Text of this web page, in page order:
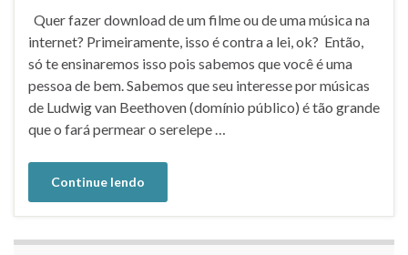
Quer fazer download de um filme ou de uma música na
internet? Primeiramente, isso é contra a lei, ok? Então,
só te ensinaremos isso pois sabemos que você é uma
pessoa de bem. Sabemos que seu interesse por músicas
de Ludwig van Beethoven (domínio público) é tão grande
que o fará permear o serelepe …
Continue lendo